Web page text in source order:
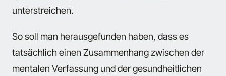
unterstreichen.
So soll man herausgefunden haben, dass es
tatsächlich einen Zusammenhang zwischen der
mentalen Verfassung und der gesundheitlichen